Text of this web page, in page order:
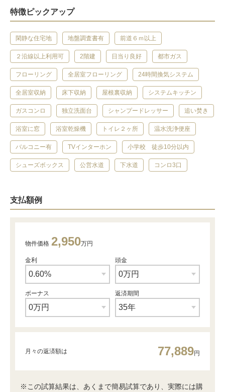
特徴ピックアップ
閑静な住宅地 地盤調査書有 前道６ｍ以上
２沿線以上利用可 2階建 日当り良好 都市ガス
フローリング 全居室フローリング 24時間換気システム
全居室収納 床下収納 屋根裏収納 システムキッチン
ガスコンロ 独立洗面台 シャンプードレッサー 追い焚き
浴室に窓 浴室乾燥機 トイレ２ヶ所 温水洗浄便座
バルコニー有 TVインターホン 小学校 徒歩10分以内
シューズボックス 公営水道 下水道 コンロ3口
支払額例
物件価格 2,950万円
金利 頭金
ボーナス 返済期間
月々の返済額は 77,889円
※この試算結果は、あくまで簡易試算であり、実際には購